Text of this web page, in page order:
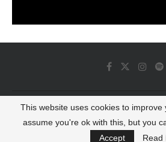
© 2022 - Luminous Dash All
BACK TO TOP
This website uses cookies to improve
assume you're ok with this, but you
Accept
Read